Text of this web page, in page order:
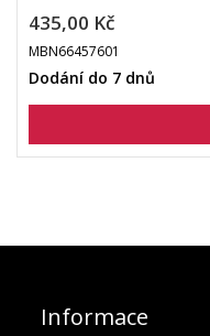
435,00 Kč
MBN66457601
Dodání do 7 dnů
Informace